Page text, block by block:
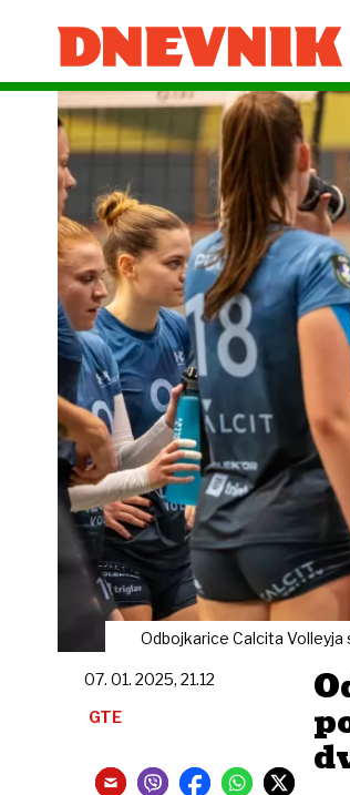
Odbojkarice Calcita Volleyja
07. 01. 2025, 21.12
GTE